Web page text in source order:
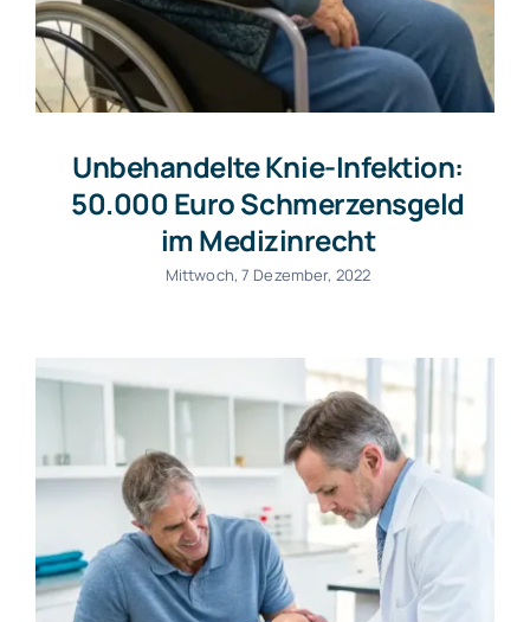
Unbehandelte Knie-Infektion:
50.000 Euro Schmerzensgeld
im Medizinrecht
Mittwoch, 7 Dezember, 2022